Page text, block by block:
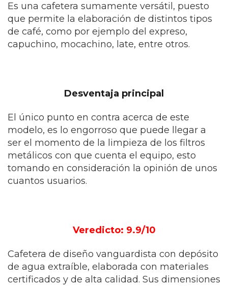
Es una cafetera sumamente versátil, puesto
que permite la elaboración de distintos tipos
de café, como por ejemplo del expreso,
capuchino, mocachino, late, entre otros.
Desventaja principal
El único punto en contra acerca de este
modelo, es lo engorroso que puede llegar a
ser el momento de la limpieza de los filtros
metálicos con que cuenta el equipo, esto
tomando en consideración la opinión de unos
cuantos usuarios.
Veredicto: 9.9/10
Cafetera de diseño vanguardista con depósito
de agua extraíble, elaborada con materiales
certificados y de alta calidad. Sus dimensiones